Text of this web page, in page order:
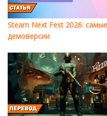
Steam Next Fest 2026:
демоверсии